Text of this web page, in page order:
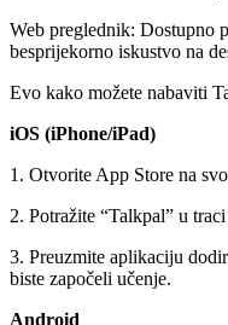
Web preglednik: Dostupno
besprijekorno iskustvo na
Evo kako možete nabaviti
iOS (iPhone/iPad)
1. Otvorite App Store na
2. Potražite “Talkpal” u
3. Preuzmite aplikaciju
biste započeli učenje.
Android